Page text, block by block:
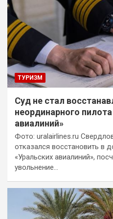
ТУРИЗМ
Суд не стал
неординарного
авиалиний»
Фото: uralairlines.ru
отказался восстановить в
«Уральских авиалиний»,
увольнение…